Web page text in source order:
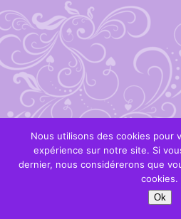
Nous utilisons des cookies pour
expérience sur notre site. Si
dernier, nous considérerons que
cookies.
Ok